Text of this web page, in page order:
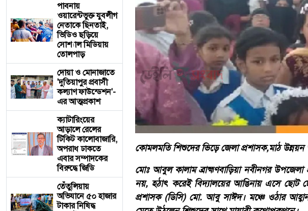
পাবনায়
ওয়ারেন্টভুক্ত যুবলীগ
নেতাকে ছিনতাই,
ভিডিও ছড়িয়ে
সোশ্যাল মিডিয়ায়
তোলপাড়
দোয়া ও মোনাজাতে
'দুতিয়াপুর প্রবাসী
কল্যাণ ফাউন্ডেশন'-
এর আত্মপ্রকাশ
ক্যাটারিংয়ের
আড়ালে রেলের
টিকিট কালোবাজারি,
অপরাধ ঢাকতে
এবার সম্পাদকের
বিরুদ্ধে জিডি
তেঁতুলিয়ায়
অভিযানে ৫০ হাজার
টাকার নিষিদ্ধ
কোমলমতি শিশুদের ভিড়ে জেলা প্রশাসক,মাঠ উন্নয়ন
মোঃ আবুল কালাম ব্রাহ্মণবাড়িয়া নবীনগর
নয়, হঠাৎ করেই বিদ্যালয়ের আঙিনায় এসে ছোট
প্রশাসক (ডিসি) মো. আবু সাঈদ। মঞ্চে ওঠার